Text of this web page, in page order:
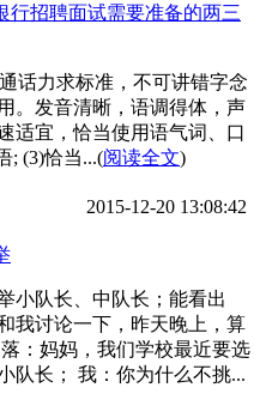
行招聘面试需要准备的两三
话力求标准，不可讲错字念
。发音清晰，语调得体，声
适宜，恰当使用语气词、口
; (3)恰当...(阅读全文)
2015-12-20 13:08:42
小队长、中队长；能看出
我讨论一下，昨天晚上，算
：妈妈，我们学校最近要选
队长； 我：你为什么不挑...